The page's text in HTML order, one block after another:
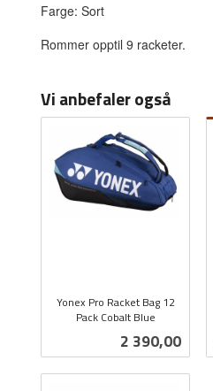
Farge: Sort
Rommer opptil 9 racketer.
Vi anbefaler også
Yonex Pro Racket Bag 12
Pack Cobalt Blue
Pris
2 390,00